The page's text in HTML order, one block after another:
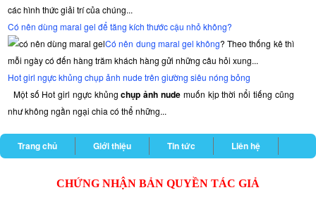
các hình thức giải trí của chúng...
Có nên dùng maral gel để tăng kích thước cậu nhỏ không?
Có nên dung maral gel không? Theo thống kê thì
mỗi ngày có đến hàng trăm khách hàng gửi những câu hỏi xung...
Hot girl ngực khủng chụp ảnh nude trên giường siêu nóng bỏng
Một số Hot girl ngực khủngchụp ảnh nude muốn kịp thời nổi tiếng cũng
như không ngần ngại chia có thể những...
Trang chủ Giới thiệu Tin tức Liên hệ
CHỨNG NHẬN BẢN QUYỀN TÁC GIẢ